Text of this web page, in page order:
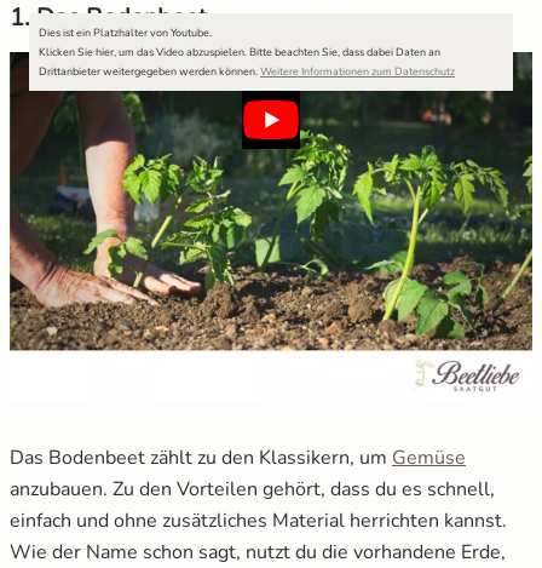
Dies ist ein Platzhalter von Youtube.
Klicken Sie hier, um das Video abzuspielen.Bitte beachten Sie, dass dabei Daten an
Drittanbieter weitergegeben werden können.Weitere Informationen zum Datenschutz
1. Das Bodenbeet
Das Bodenbeet zählt zu den Klassikern, um Gemüse
anzubauen. Zu den Vorteilen gehört, dass du es schnell,
einfach und ohne zusätzliches Material herrichten kannst.
Wie der Name schon sagt, nutzt du die vorhandene Erde,